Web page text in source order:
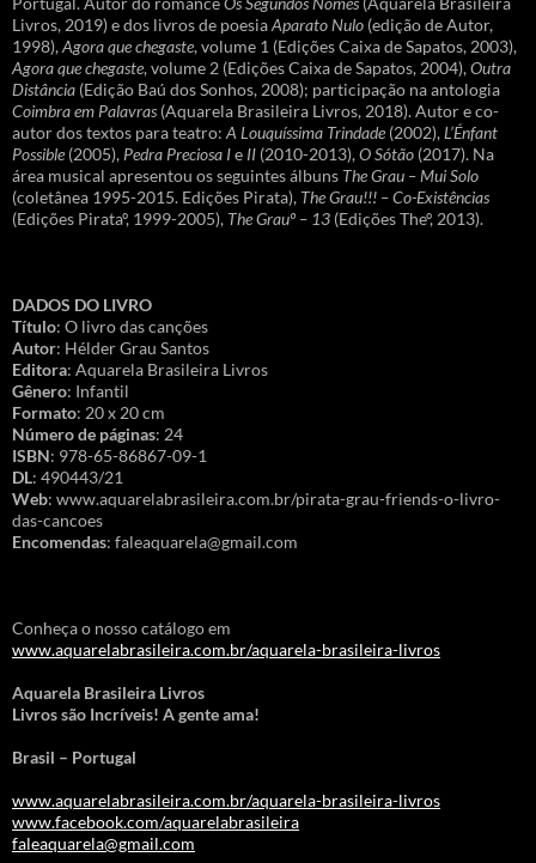
Livros, 2019) e dos livros de poesiaAparato Nulo (edição de Autor,
1998),Agora que chegaste, volume 1 (Edições Caixa de Sapatos, 2003),
Agora que chegaste, volume 2 (Edições Caixa de Sapatos, 2004),Outra
Distância (Edição Baú dos Sonhos, 2008); participação na antologia
Coimbra em Palavras (Aquarela Brasileira Livros, 2018). Autor e co-
autor dos textos para teatro: A Louquíssima Trindade (2002),L’Énfant
Possible (2005), Pedra Preciosa Ie II (2010-2013),O Sótão (2017). Na
área musical apresentou os seguintes álbuns The Grau – Mui Solo
(coletânea 1995-2015. Edições Pirata), The Grau!!! – Co-Existências
(Edições Pirataº, 1999-2005), The Grauº – 13 (Edições Theº, 2013).
DADOS DO LIVRO
Título: O livro das canções
Autor: Hélder Grau Santos
Editora: Aquarela Brasileira Livros
Gênero: Infantil
Formato: 20 x 20 cm
Número de páginas: 24
ISBN: 978-65-86867-09-1
DL: 490443/21
Web: www.aquarelabrasileira.com.br/pirata-grau-friends-o-livro-
das-cancoes
Encomendas: faleaquarela@gmail.com
Conheça o nosso catálogo em
www.aquarelabrasileira.com.br/aquarela-brasileira-livros
Aquarela Brasileira Livros
Livros são Incríveis! A gente ama!
Brasil – Portugal
www.aquarelabrasileira.com.br/aquarela-brasileira-livros
www.facebook.com/aquarelabrasileira
faleaquarela@gmail.com